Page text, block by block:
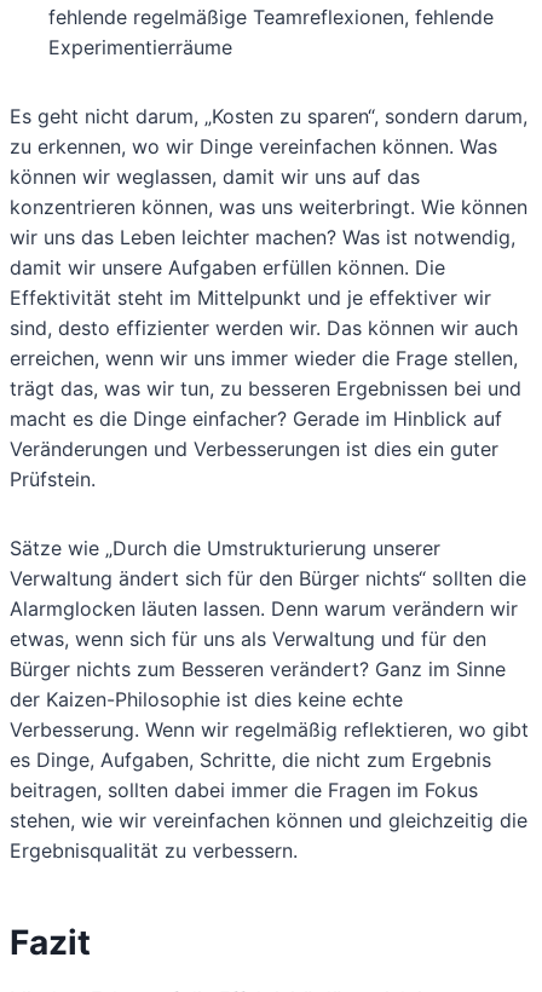
fehlende regelmäßige Teamreflexionen, fehlende
Experimentierräume
Es geht nicht darum, „Kosten zu sparen“, sondern darum,
zu erkennen, wo wir Dinge vereinfachen können. Was
können wir weglassen, damit wir uns auf das
konzentrieren können, was uns weiterbringt. Wie können
wir uns das Leben leichter machen? Was ist notwendig,
damit wir unsere Aufgaben erfüllen können. Die
Effektivität steht im Mittelpunkt und je effektiver wir
sind, desto effizienter werden wir. Das können wir auch
erreichen, wenn wir uns immer wieder die Frage stellen,
trägt das, was wir tun, zu besseren Ergebnissen bei und
macht es die Dinge einfacher? Gerade im Hinblick auf
Veränderungen und Verbesserungen ist dies ein guter
Prüfstein.
Sätze wie „Durch die Umstrukturierung unserer
Verwaltung ändert sich für den Bürger nichts“ sollten die
Alarmglocken läuten lassen. Denn warum verändern wir
etwas, wenn sich für uns als Verwaltung und für den
Bürger nichts zum Besseren verändert? Ganz im Sinne
der Kaizen-Philosophie ist dies keine echte
Verbesserung. Wenn wir regelmäßig reflektieren, wo gibt
es Dinge, Aufgaben, Schritte, die nicht zum Ergebnis
beitragen, sollten dabei immer die Fragen im Fokus
stehen, wie wir vereinfachen können und gleichzeitig die
Ergebnisqualität zu verbessern.
Fazit